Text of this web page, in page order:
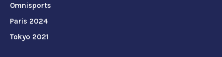
Omnisports
Paris 2024
Tokyo 2021